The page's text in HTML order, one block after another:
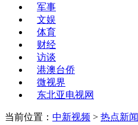
军事
文娱
体育
财经
访谈
港澳台侨
微视界
东北亚电视网
当前位置： 中新视频 > 热点新闻